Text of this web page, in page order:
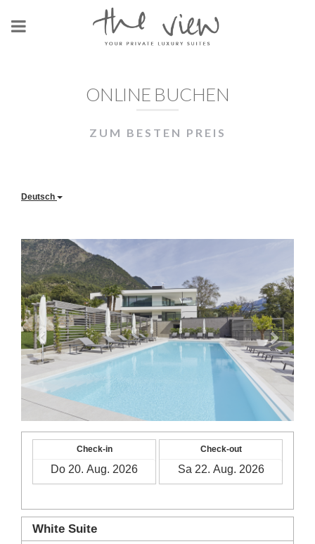
ONLINE BUCHEN
ZUM BESTEN PREIS